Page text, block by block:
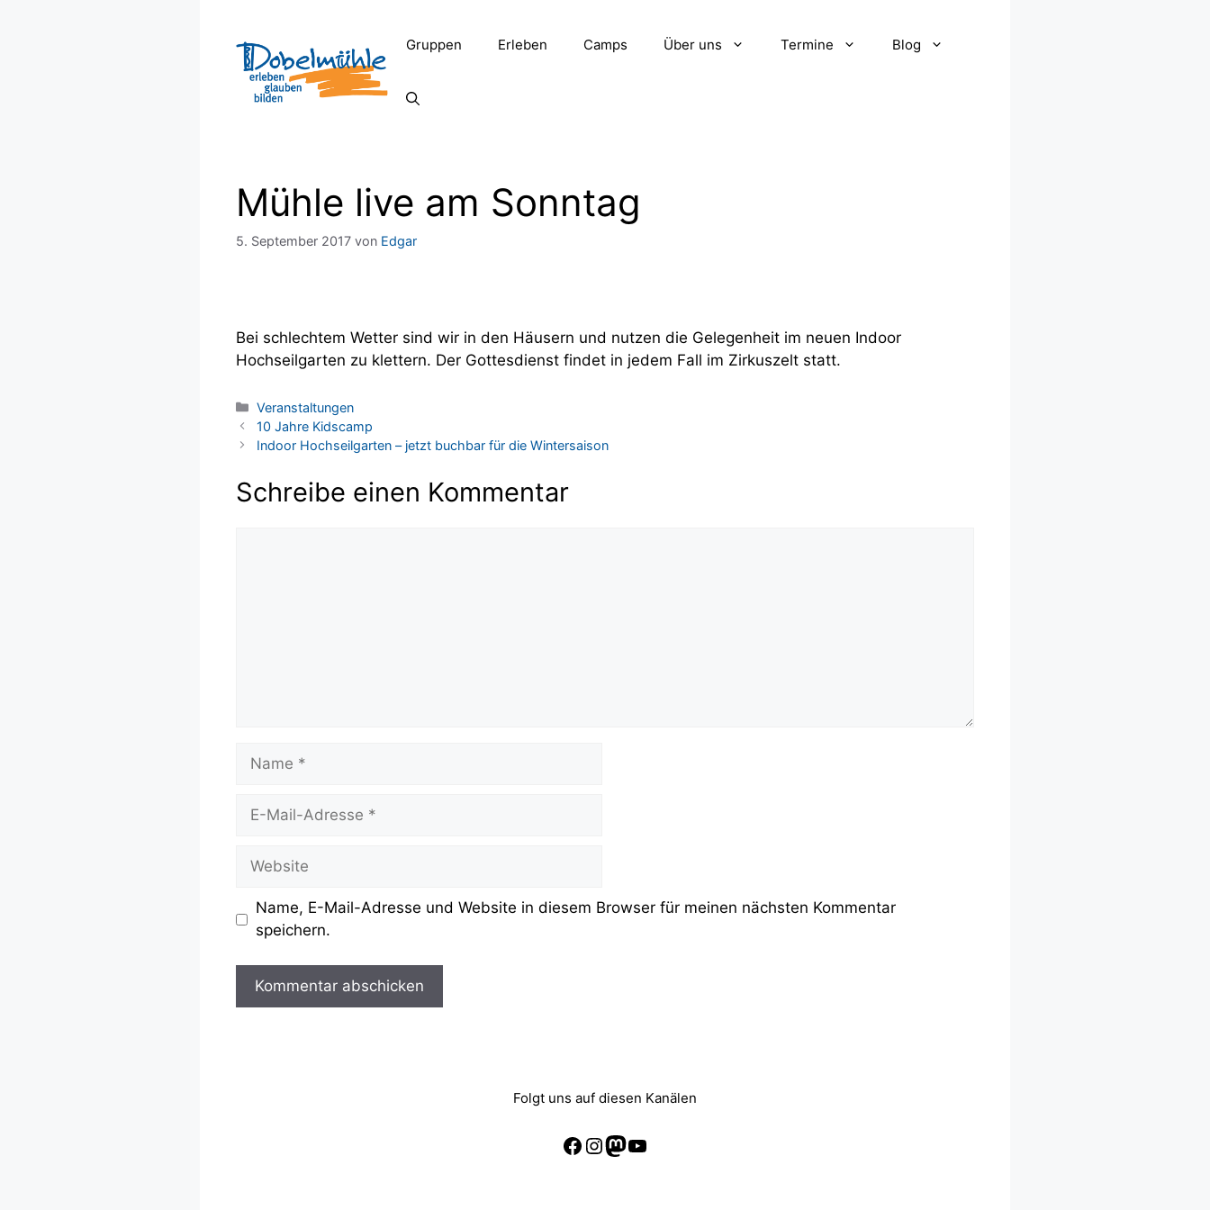
Gruppen Erleben Camps Über uns Termine Blog
Mühle live am Sonntag
5. September 2017 von Edgar
Bei schlechtem Wetter sind wir in den Häusern und nutzen die Gelegenheit im neuen Indoor
Hochseilgarten zu klettern. Der Gottesdienst findet in jedem Fall im Zirkuszelt statt.
Kategorien
Veranstaltungen
10 Jahre Kidscamp
Indoor Hochseilgarten – jetzt buchbar für die Wintersaison
Schreibe einen Kommentar
Name
Website
Name, E-Mail-Adresse und Website in diesem Browser für meinen nächsten Kommentar
speichern.
Folgt uns auf diesen Kanälen
Facebook
Instagram
Mastodon
YouTube